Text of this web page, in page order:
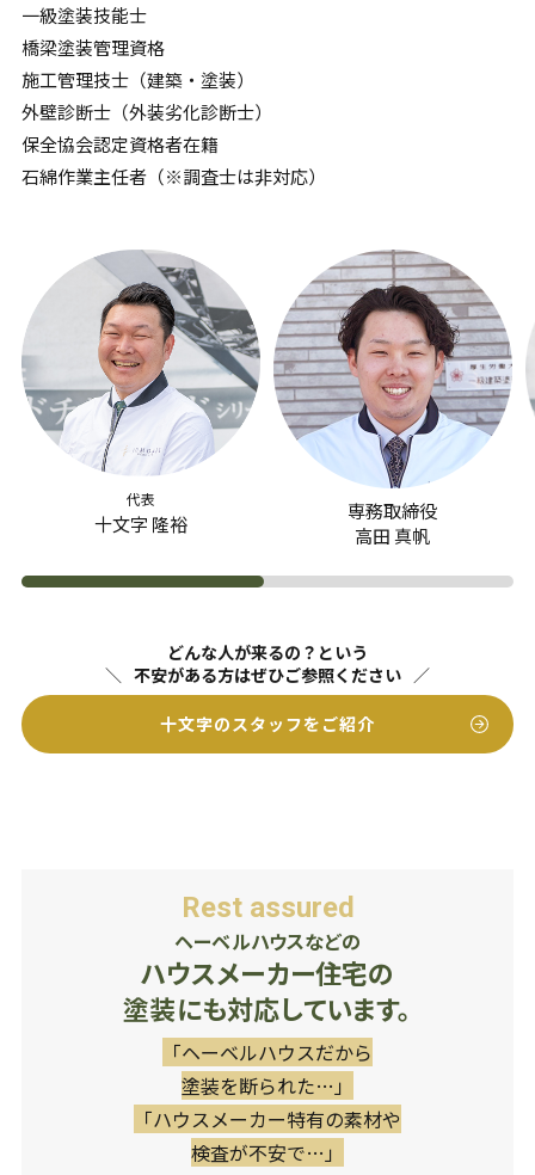
一級塗装技能士
橋梁塗装管理資格
施工管理技士（建築・塗装）
外壁診断士（外装劣化診断士）
保全協会認定資格者在籍
石綿作業主任者（※調査士は非対応）
代表
十文字 隆裕
専務取締役
高田 真帆
どんな人が来るの？という
不安がある方はぜひご参照ください
十文字のスタッフをご紹介
Rest assured
ヘーベルハウスなどの
ハウスメーカー住宅の
塗装にも対応しています。
「ヘーベルハウスだから
塗装を断られた…」
「ハウスメーカー特有の素材や
検査が不安で…」